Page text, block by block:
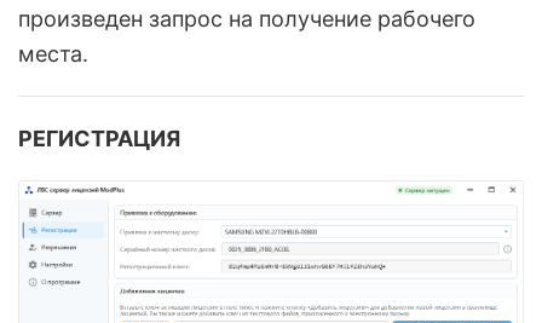
произведен запрос на получение рабочего
места.
РЕГИСТРАЦИЯ